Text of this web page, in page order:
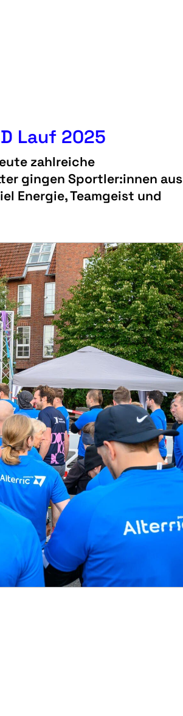
Lauf 2025
zahlreiche
gingen Sportler:innen aus
Energie, Teamgeist und